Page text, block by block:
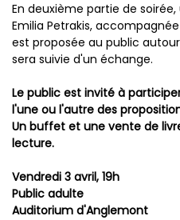
En deuxième partie de
Emilia Petrakis,
est proposée au public
sera suivie d'un échange.
Le public est invité à
l'une ou l'autre des
Un buffet et une vente de
lecture.
Vendredi 3 avril, 19h
Public adulte
Auditorium d'Anglemont